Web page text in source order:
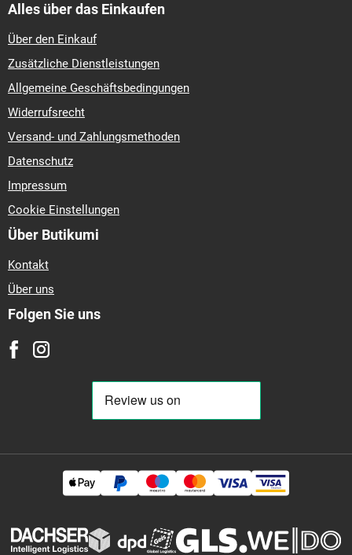
Alles über das Einkaufen
Über den Einkauf
Zusätzliche Dienstleistungen
Allgemeine Geschäftsbedingungen
Widerrufsrecht
Versand- und Zahlungsmethoden
Datenschutz
Impressum
Cookie Einstellungen
Über Butikumi
Kontakt
Über uns
Folgen Sie uns